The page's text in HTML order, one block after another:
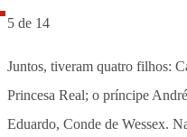
5 de 14
Juntos, tiveram quatro filhos:
Princesa Real; o príncipe
Eduardo, Conde de Wessex.